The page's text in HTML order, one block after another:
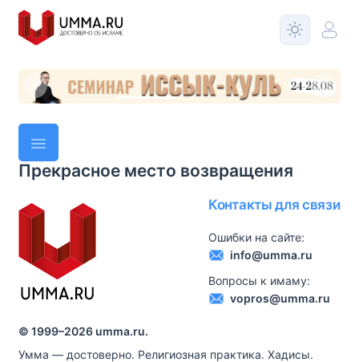
Прекрасное место возвращения
Контакты для связи
Ошибки на сайте:
info@umma.ru
Вопросы к имаму:
vopros@umma.ru
© 1999–2026 umma.ru.
Умма — достоверно. Религиозная практика. Хадисы.